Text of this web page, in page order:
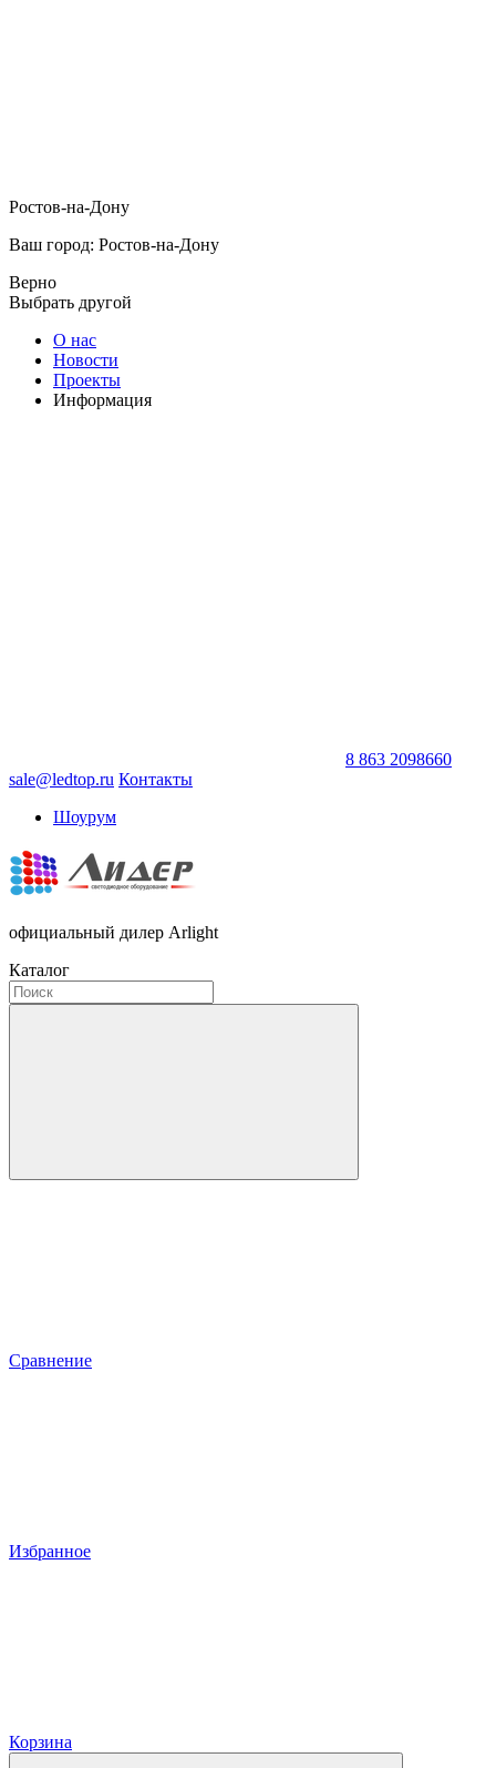
Ростов-на-Дону
Ваш город: Ростов-на-Дону
Верно
Выбрать другой
О нас
Новости
Проекты
Информация
8 863 2098660
sale@ledtop.ru Контакты
Шоурум
официальный дилер Arlight
Каталог
Сравнение
Избранное
Корзина